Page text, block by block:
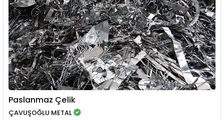
Paslanmaz Çelik
ÇAVUŞOĞLU METAL